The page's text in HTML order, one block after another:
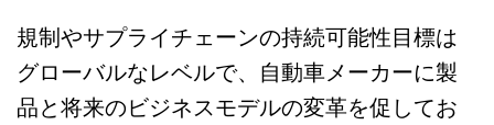
規制やサプライチェーンの持続可能性目標は
グローバルなレベルで、自動車メーカーに製
品と将来のビジネスモデルの変革を促してお